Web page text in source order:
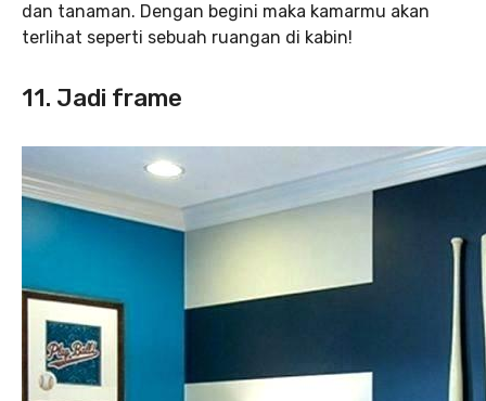
dan tanaman. Dengan begini maka kamarmu akan
terlihat seperti sebuah ruangan di kabin!
11. Jadi frame